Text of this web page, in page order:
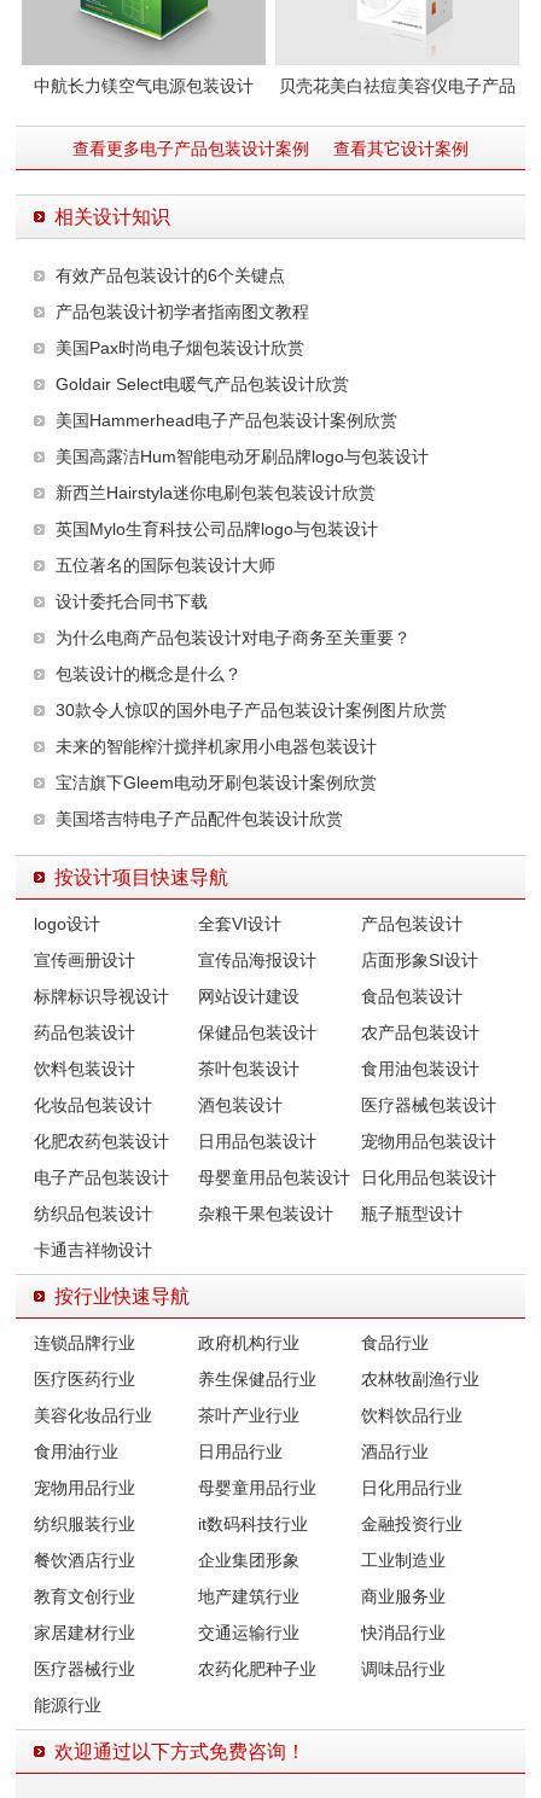
中航长力镁空气电源包装设计
贝壳花美白祛痘美容仪电子产品
查看更多电子产品包装设计案例
查看其它设计案例
相关设计知识
有效产品包装设计的6个关键点
产品包装设计初学者指南图文教程
美国Pax时尚电子烟包装设计欣赏
Goldair Select电暖气产品包装设计欣赏
美国Hammerhead电子产品包装设计案例欣赏
美国高露洁Hum智能电动牙刷品牌logo与包装设计
新西兰Hairstyla迷你电刷包装包装设计欣赏
英国Mylo生育科技公司品牌logo与包装设计
五位著名的国际包装设计大师
设计委托合同书下载
为什么电商产品包装设计对电子商务至关重要？
包装设计的概念是什么？
30款令人惊叹的国外电子产品包装设计案例图片欣赏
未来的智能榨汁搅拌机家用小电器包装设计
宝洁旗下Gleem电动牙刷包装设计案例欣赏
美国塔吉特电子产品配件包装设计欣赏
按设计项目快速导航
logo设计 全套VI设计
产品包装设计
宣传画册设计
宣传品海报设计
店面形象SI设计
标牌标识导视设计
网站设计建设
食品包装设计
药品包装设计
保健品包装设计
农产品包装设计
饮料包装设计
茶叶包装设计
食用油包装设计
化妆品包装设计
酒包装设计
医疗器械包装设计
化肥农药包装设计
日用品包装设计
宠物用品包装设计
电子产品包装设计
母婴童用品包装设计
日化用品包装设计
纺织品包装设计
杂粮干果包装设计
瓶子瓶型设计
卡通吉祥物设计
按行业快速导航
连锁品牌行业 政府机构行业
食品行业
医疗医药行业
养生保健品行业
农林牧副渔行业
美容化妆品行业
茶叶产业行业
饮料饮品行业
食用油行业
日用品行业
酒品行业
宠物用品行业
母婴童用品行业
日化用品行业
纺织服装行业
it数码科技行业
金融投资行业
餐饮酒店行业
企业集团形象
工业制造业
教育文创行业
地产建筑行业
商业服务业
家居建材行业
交通运输行业
快消品行业
医疗器械行业
农药化肥种子业
调味品行业
能源行业
欢迎通过以下方式免费咨询！